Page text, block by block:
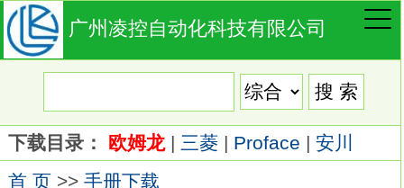
广州凌控自动化科技有限公司
下载目录： 欧姆龙| 三菱| Proface | 安川
首 页>> 手册下载